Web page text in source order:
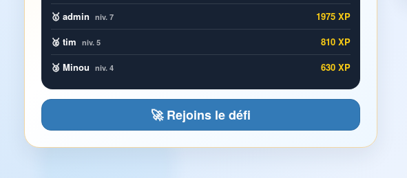
🥇 admin niv. 7
1975 XP
🥈 tim niv. 5
810 XP
🥉 Minou niv. 4 630 XP
🚀 Rejoins le défi